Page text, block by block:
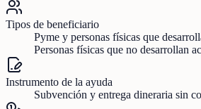
Tipos de beneficiario
Pyme y personas físicas que
Personas físicas que no desarrollan
Instrumento de la ayuda
Subvención y entrega dineraria sin